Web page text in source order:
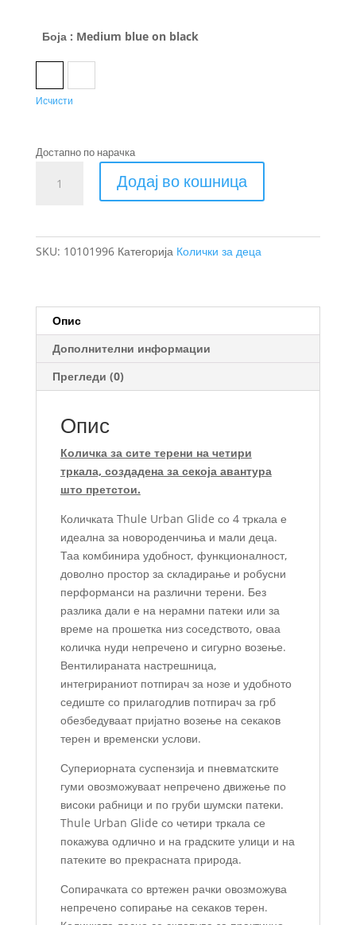
Боја : Medium blue on black
Исчисти
Достапно по нарачка
Urban
тркала
со
магнетно
затварање
количина
Додај во кошница
SKU: 10101996 Категорија Колички за деца
Опис
Дополнителни информации
Прегледи (0)
Опис
Количка за сите терени на четири
тркала, создадена за секоја авантура
што претстои.
Количката Thule Urban Glide со 4 тркала е
идеална за новороденчиња и мали деца.
Таа комбинира удобност, функционалност,
доволно простор за складирање и робусни
перформанси на различни терени. Без
разлика дали е на нерамни патеки или за
време на прошетка низ соседството, оваа
количка нуди непречено и сигурно возење.
Вентилираната настрешница,
интегрираниот потпирач за нозе и удобното
седиште со прилагодлив потпирач за грб
обезбедуваат пријатно возење на секаков
терен и временски услови.
Супериорната суспензија и пневматските
гуми овозможуваат непречено движење по
високи рабници и по груби шумски патеки.
Thule Urban Glide со четири тркала се
покажува одлично и на градските улици и на
патеките во прекрасната природа.
Сопирачката со вртежен рачки овозможува
непречено сопирање на секаков терен.